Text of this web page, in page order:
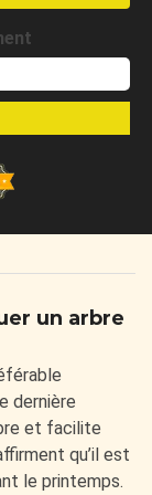
un arbre
dernière
et facilite
qu’il est
le printemps.